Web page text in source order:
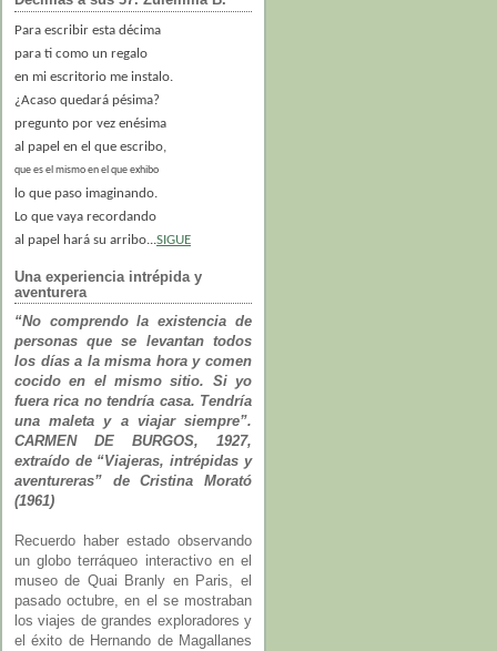
Para escribir esta décima
para ti como un regalo
en mi escritorio me instalo.
¿Acaso quedará pésima?
pregunto por vez enésima
al papel en el que escribo,
que es el mismo en el que exhibo
lo que paso imaginando.
Lo que vaya recordando
al papel hará su arribo...SIGUE
Una experiencia intrépida y
aventurera
“No comprendo la existencia de
personas que se levantan todos
los días a la misma hora y comen
cocido en el mismo sitio. Si yo
fuera rica no tendría casa. Tendría
una maleta y a viajar siempre”.
CARMEN DE BURGOS, 1927,
extraído de “Viajeras, intrépidas y
aventureras” de Cristina Morató
(1961)
Recuerdo haber estado observando
un globo terráqueo interactivo en el
museo de Quai Branly en Paris, el
pasado octubre, en el se mostraban
los viajes de grandes exploradores y
el éxito de Hernando de Magallanes